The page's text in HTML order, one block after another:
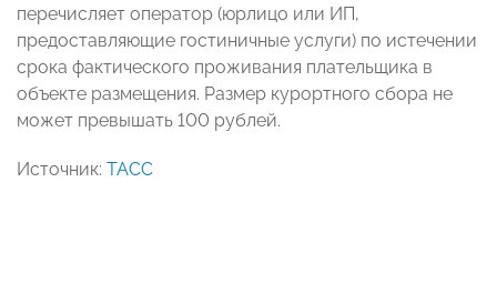
перечисляет оператор (юрлицо или ИП,
предоставляющие гостиничные услуги) по истечении
срока фактического проживания плательщика в
объекте размещения. Размер курортного сбора не
может превышать 100 рублей.
Источник: ТАСС